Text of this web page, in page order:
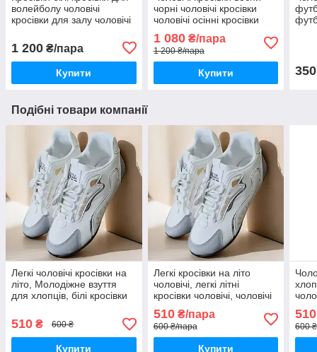
волейболу чоловічі
кросівки для залу чоловічі
1 200 ₴/пара
Купити
чорні чоловічі кросівки
чоловічі осінні кросівки
1 080₴/пара
1 200 ₴/пара
Купити 350
Подібні товари компанії
Легкі чоловічі кросівки на
літо, Молодіжне взуття
для хлопців, білі кросівки
510 ₴ 600 ₴
Купити
Легкі кросівки на літо
чоловічі, легкі літні
кросівки чоловічі, чоловічі
легкі кросівки
510₴/пара
600 ₴/пара
Купити
510
600